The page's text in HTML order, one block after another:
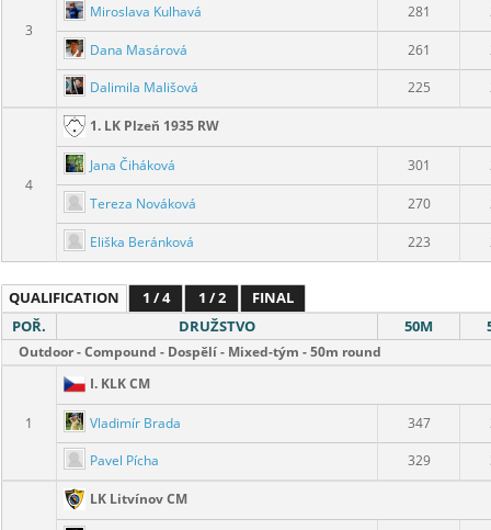
3
Miroslava Kulhavá 281
Dana Masárová 261
Dalimila Mališová
225
4
1. LK Plzeň 1935 RW
Jana Čiháková 301
Tereza Nováková 270
Eliška Beránková 223
QUALIFICATION 1 / 4 1 / 2
FINAL
POŘ.
DRUŽSTVO 50M
Outdoor - Compound - Dospělí - Mixed-tým - 50m round
1
I. KLK CM
Vladimír Brada 347
Pavel Pícha
329
LK Litvínov CM